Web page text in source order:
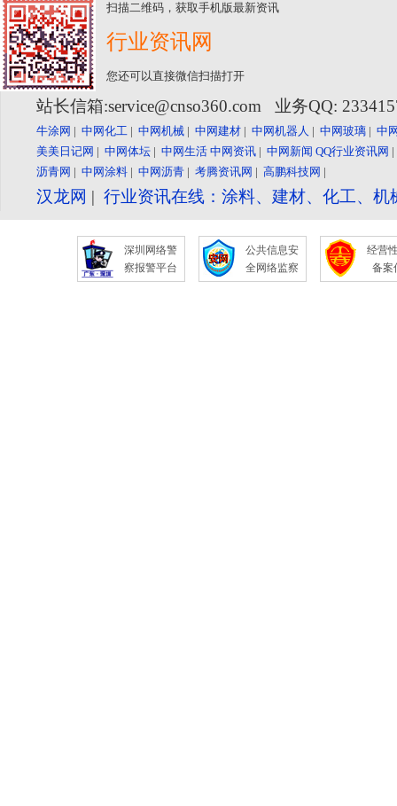
扫描二维码，获取手机版最新资讯
行业资讯网
您还可以直接微信扫描打开
站长信箱:service@cnso360.com 业务QQ:
牛涂网 | 中网化工 | 中网机械 | 中网建材 | 中网机器人 | 中网玻璃 | 中
美美日记网 | 中网体坛 | 中网生活 中网资讯 | 中网新闻 QQ行业资讯网
沥青网 | 中网涂料 | 中网沥青 | 考腾资讯网 | 高鹏科技网 |
汉龙网 | 行业资讯在线：涂料、建材、化工、
深圳网络警
察报警平台
公共信息安
全网络监察
经营
备案